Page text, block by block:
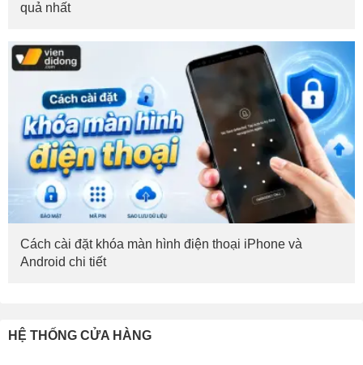
quả nhất
Cách cài đặt khóa màn hình điện thoại iPhone và
Android chi tiết
HỆ THỐNG CỬA HÀNG